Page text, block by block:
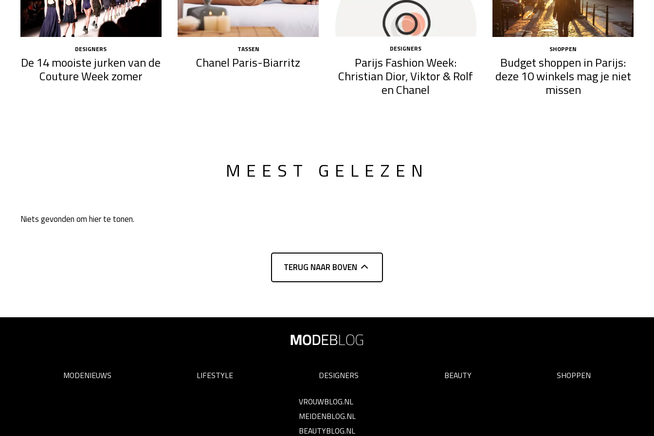
DESIGNERS
De 14 mooiste jurken van de
Couture Week zomer
TASSEN
Chanel Paris-Biarritz
DESIGNERS
Parijs Fashion Week:
Christian Dior, Viktor & Rolf
en Chanel
SHOPPEN
Budget shoppen in Parijs:
deze 10 winkels mag je niet
missen
MEEST GELEZEN
Niets gevonden om hier te tonen.
TERUG NAAR BOVEN
MODENIEUWS LIFESTYLE DESIGNERS BEAUTY SHOPPEN
VROUWBLOG.NL
MEIDENBLOG.NL
BEAUTYBLOG.NL